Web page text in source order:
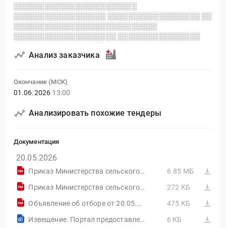
░░░░░░░░░░░░░░░░░░░░░░░░
░░░░░░░░░░░░░░░░░░ ░░░░░░░░░░░░░░░░░░ ░░
░░░░░░░░░░░░░░░░░░░░░░░░░░░░
░░░░░░░░░░░░░░░░░░░░ ░░░░░░░░░░░░░░░░
Анализ заказчика
Окончание (МСК)
01.06.2026 13:00
Анализировать похожие тендеры
Документация
20.05.2026
Приказ Министерства сельского хозяйства и продовольствия Республики Дагестан от 12.02.2026 г. № 21
6.85 МБ
Приказ Министерства сельского хозяйства и продовольствия Республики Дагестан от 1.04.2026 г. № 48
272 КБ
Объявление об отборе от 20.05.2026
475 КБ
Извещение. Портал предоставления мер финансовой государственной поддержки
6 КБ